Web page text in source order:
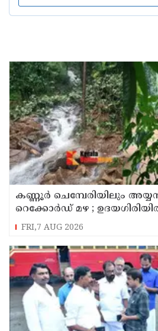
കണ്ണൂർ ചെമ്പേരിയിലും
റെക്കോർഡ് മഴ ;
ഉരുൾപൊട്ടൽ; 13 പേരെ
FRI,7 AUG 2026